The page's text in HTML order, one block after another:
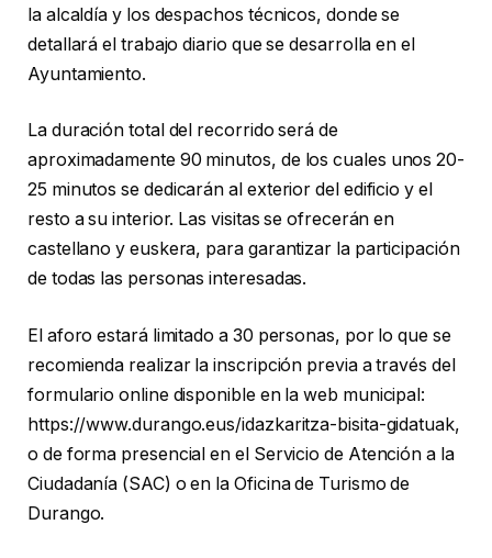
la alcaldía y los despachos técnicos, donde se
detallará el trabajo diario que se desarrolla en el
Ayuntamiento.
La duración total del recorrido será de
aproximadamente 90 minutos, de los cuales unos 20-
25 minutos se dedicarán al exterior del edificio y el
resto a su interior. Las visitas se ofrecerán en
castellano y euskera, para garantizar la participación
de todas las personas interesadas.
El aforo estará limitado a 30 personas, por lo que se
recomienda realizar la inscripción previa a través del
formulario online disponible en la web municipal:
https://www.durango.eus/idazkaritza-bisita-gidatuak,
o de forma presencial en el Servicio de Atención a la
Ciudadanía (SAC) o en la Oficina de Turismo de
Durango.